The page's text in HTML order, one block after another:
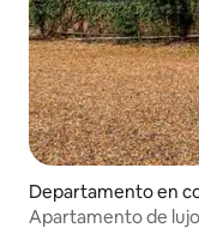
Departamento en
ew Milton
Apartamento de